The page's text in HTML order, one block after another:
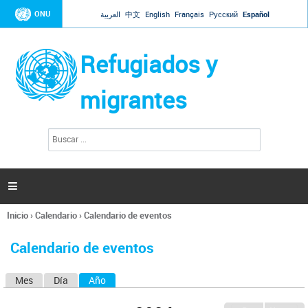
Jump to navigation
ONU العربية 中文 English Français Русский Español
Refugiados y
migrantes
l
s

Se
usted
Inicio›Calendario›Calendario de eventos
Calendario de eventos
Mes Día Año